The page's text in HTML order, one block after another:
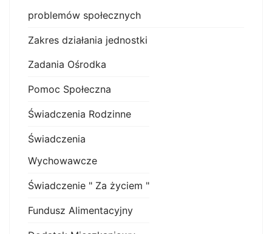
problemów społecznych
Zakres działania jednostki
Zadania Ośrodka
Pomoc Społeczna
Świadczenia Rodzinne
Świadczenia
Wychowawcze
Świadczenie " Za życiem "
Fundusz Alimentacyjny